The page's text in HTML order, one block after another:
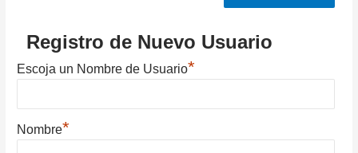
Registro de Nuevo Usuario
Escoja un Nombre de Usuario*
Nombre*